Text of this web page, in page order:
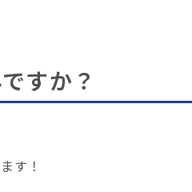
すか？
す！